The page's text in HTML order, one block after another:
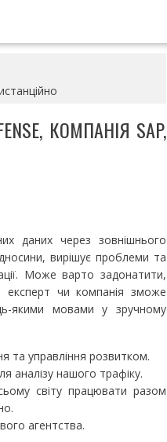
КОМПАНІЯ SAP,
даних через зовнішнього
вирішує проблеми та
Може варто задонатити,
чи компанія зможе
якими мовами у зручному
та управління розвитком.
аналізу нашого трафіку.
світу працювати разом
агентства.